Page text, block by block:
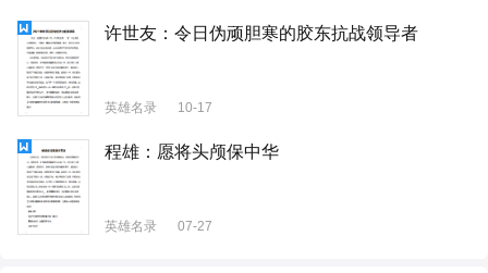
许世友：令日伪顽胆寒的胶东抗战领导者
英雄名录 10-17
程雄：愿将头颅保中华
英雄名录 07-27